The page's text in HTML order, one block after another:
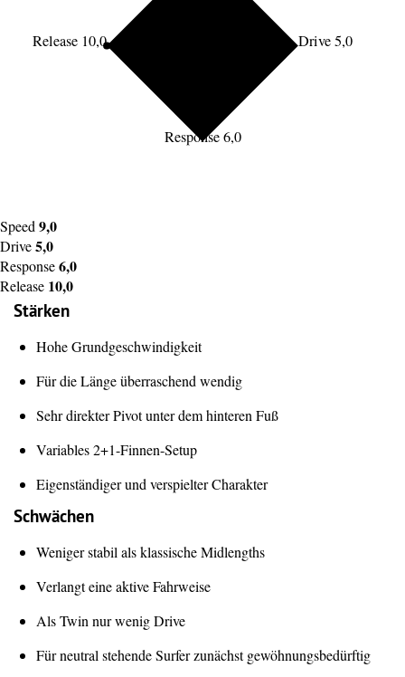
Drive 5,0
Response 6,0
Release 10,0
Speed 9,0
Drive5,0
Response6,0
Release 10,0
Stärken
Hohe Grundgeschwindigkeit
Für die Länge überraschend wendig
Sehr direkter Pivot unter dem hinteren Fuß
Variables 2+1-Finnen-Setup
Eigenständiger und verspielter Charakter
Schwächen
Weniger stabil als klassische Midlengths
Verlangt eine aktive Fahrweise
Als Twin nur wenig Drive
Für neutral stehende Surfer zunächst gewöhnungsbedürftig